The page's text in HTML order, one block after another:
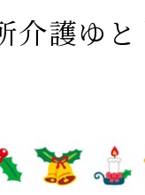
介護ゆ